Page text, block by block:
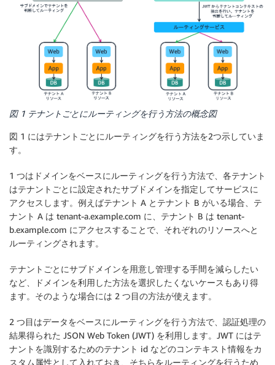
図 1 テナントごとにルーティングを行う方法の概念図
図 1 にはテナントごとにルーティングを行う方法を2つ示していま
す。
1 つはドメインをベースにルーティングを行う方法で、各テナント
はテナントごとに設定されたサブドメインを指定してサービスに
アクセスします。例えばテナント A とテナント B がいる場合、テ
ナント A は tenant-a.example.com に、テナント B は tenant-
b.example.com にアクセスすることで、それぞれのリソースへと
ルーティングされます。
テナントごとにサブドメインを用意し管理する手間を減らしたい
など、ドメインを利用した方法を選択したくないケースもあり得
ます。そのような場合には 2 つ目の方法が使えます。
2 つ目はデータをベースにルーティングを行う方法で、認証処理の
結果得られた JSON Web Token (JWT) を利用します。JWT にはテ
ナントを識別するためのテナント id などのコンテキスト情報をカ
スタム属性として入れておき、そちらをルーティングを行うため